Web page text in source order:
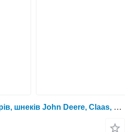
Балансування роторів, шнеків John Deere, Claas, Dominator, New Holland, Massey Ferguson, Case, Volvo, Fendt та інших